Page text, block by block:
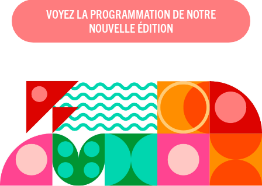
VOYEZ LA PROGRAMMATION DE NOTRE
NOUVELLE ÉDITION